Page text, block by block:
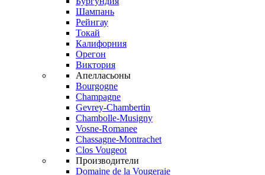
Шампань
Рейнгау
Токай
Калифорния
Орегон
Виктория
Апелласьоны
Bourgogne
Champagne
Gevrey-Chambertin
Chambolle-Musigny
Vosne-Romanee
Chassagne-Montrachet
Clos Vougeot
Производители
Domaine de la Vougeraie